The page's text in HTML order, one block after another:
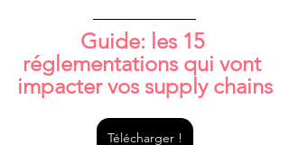
Guide: les 15
réglementations qui vont
impacter vos supply chains
Télécharger !